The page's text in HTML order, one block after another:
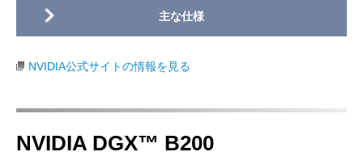
NVIDIA公式サイトの情報を見る
NVIDIA DGX™ B200